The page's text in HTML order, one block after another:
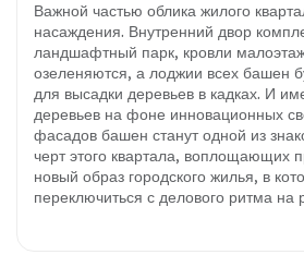
Важной частью облика жилого
насаждения. Внутренний двор
ландшафтный парк, кровли
озеленяются, а лоджии всех башен
для высадки деревьев в кадках. И
деревьев на фоне инновационных
фасадов башен станут одной из
черт этого квартала, воплощающих
новый образ городского жилья, в
переключиться с делового ритма на